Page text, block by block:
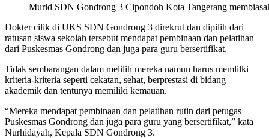
Murid SDN Gondrong 3 Cipondoh Kota Tangerang
Dokter cilik di UKS SDN Gondrong 3 direkrut dan dipilih dari
ratusan siswa sekolah tersebut mendapat pembinaan dan pelatihan
dari Puskesmas Gondrong dan juga para guru bersertifikat.
Tidak sembarangan dalam melilih mereka namun harus memlilki
kriteria-kriteria seperti cekatan, sehat, berprestasi di bidang
akademik dan tentunya memiliki kemauan.
“Mereka mendapat pembinaan dan pelatihan rutin dari petugas
Puskesmas Gondrong dan juga para guru yang bersertifikat,” kata
Nurhidayah, Kepala SDN Gondrong 3.